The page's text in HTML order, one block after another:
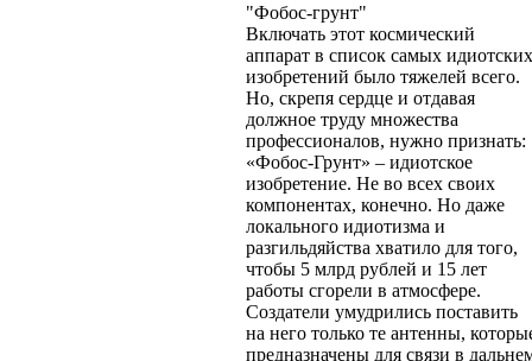
"Фобос-грунт"
Включать этот космический
аппарат в список самых идиотских
изобретений было тяжелей всего.
Но, скрепя сердце и отдавая
должное труду множества
профессионалов, нужно признать:
«Фобос-Грунт» – идиотское
изобретение. Не во всех своих
компонентах, конечно. Но даже
локального идиотизма и
разгильдяйства хватило для того,
чтобы 5 млрд рублей и 15 лет
работы сгорели в атмосфере.
Создатели умудрились поставить
на него только те антенны,
предназначены для связи в